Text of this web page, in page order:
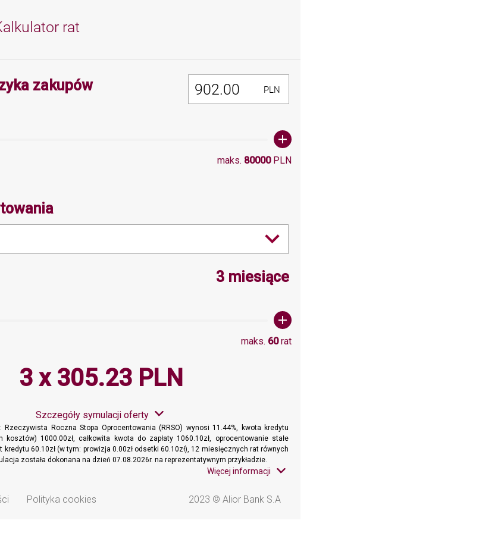
rat
zakupówMinimalna wartość 300, Maksymalna wartośc: 80000
PLN
maks. 80000PLN
wartość 3, Maksymalna wartośc: 60
3 miesiące
maks. 60rat
3 x 305.23 PLN
Szczegóły symulacji oferty
Rzeczywista Roczna Stopa Oprocentowania (RRSO) wynosi 11.44%, kwota kredytu
1000.00zł, całkowita kwota do zapłaty 1060.10zł, oprocentowanie stałe
kredytu 60.10zł (w tym: prowizja 0.00zł odsetki 60.10zł), 12 miesięcznych rat równych
została dokonana na dzień 07.08.2026r. na reprezentatywnym przykładzie.
Więcej informacji
Polityka cookies 2023 © Alior Bank S.A